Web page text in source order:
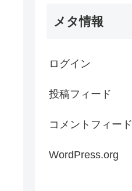
メタ情報
ログイン
投稿フィード
コメントフィード
WordPress.org